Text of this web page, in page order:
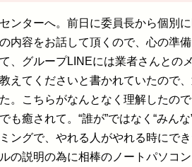
ンターへ。前日に委員長から個別に
内容をお話して頂くので、心の準
、グループLINEには業者さんとの
えてくださいと書かれていたので
。こちらがなんとなく理解したの
癒されて。“誰が”ではなく“みん
ングで、やれる人がやれる時にで
の説明の為に相棒のノートパソコ